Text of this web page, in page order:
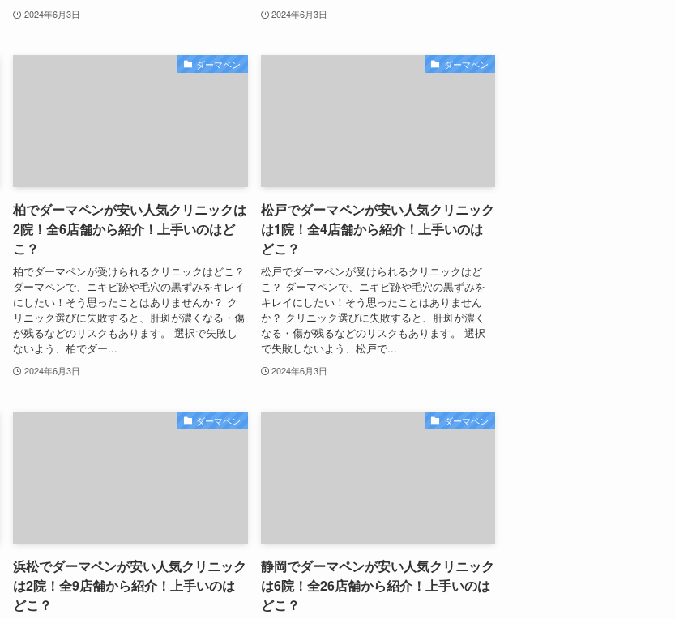
2024年6月3日 2024年6月3日
ダーマペン
柏でダーマペンが安い人気クリニックは
2院！全6店舗から紹介！上手いのはど
こ？
柏でダーマペンが受けられるクリニックはどこ？
ダーマペンで、ニキビ跡や毛穴の黒ずみをキレイ
にしたい！そう思ったことはありませんか？ ク
リニック選びに失敗すると、肝斑が濃くなる・傷
が残るなどのリスクもあります。 選択で失敗し
ないよう、柏でダー...
2024年6月3日
ダーマペン
松戸でダーマペンが安い人気クリニック
は1院！全4店舗から紹介！上手いのは
どこ？
松戸でダーマペンが受けられるクリニックはど
こ？ ダーマペンで、ニキビ跡や毛穴の黒ずみを
キレイにしたい！そう思ったことはありません
か？ クリニック選びに失敗すると、肝斑が濃く
なる・傷が残るなどのリスクもあります。 選択
で失敗しないよう、松戸で...
2024年6月3日
ダーマペン
浜松でダーマペンが安い人気クリニック
は2院！全9店舗から紹介！上手いのは
どこ？
ダーマペン
静岡でダーマペンが安い人気クリニック
は6院！全26店舗から紹介！上手いのは
どこ？